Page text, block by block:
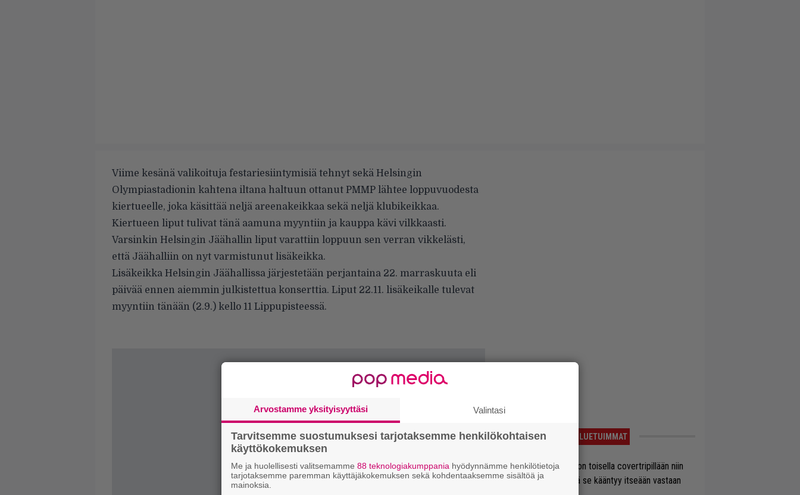
Viime kesänä valikoituja festariesiintymisiä tehnyt sekä Helsingin
Olympiastadionin kahtena iltana haltuun ottanut PMMP lähtee loppuvuodesta
kiertueelle, joka käsittää neljä areenakeikkaa sekä neljä klubikeikkaa.
Kiertueen liput tulivat tänä aamuna myyntiin ja kauppa kävi vilkkaasti.
Varsinkin Helsingin Jäähallin liput varattiin loppuun sen verran vikkelästi,
että Jäähalliin on nyt varmistunut lisäkeikka.
Lisäkeikka Helsingin Jäähallissa järjestetään perjantaina 22. marraskuuta eli
päivää ennen aiemmin julkistettua konserttia. Liput 22.11. lisäkeikalle tulevat
myyntiin tänään (2.9.) kello 11 Lippupisteessä.
LUETUIMMAT
Arvio: Saimaa on toisella covertripillään niin
suvereeni, että se kääntyy itseään vastaan
Arvostamme yksityisyyttäsi Valintasi
Tarvitsemme suostumuksesi tarjotaksemme henkilökohtaisen
käyttökokemuksen
Me ja huolellisesti valitsemamme 88 teknologiakumppania hyödynnämme henkilötietoja
tarjotaksemme paremman käyttäjäkokemuksen sekä kohdentaaksemme sisältöä ja
mainoksia.